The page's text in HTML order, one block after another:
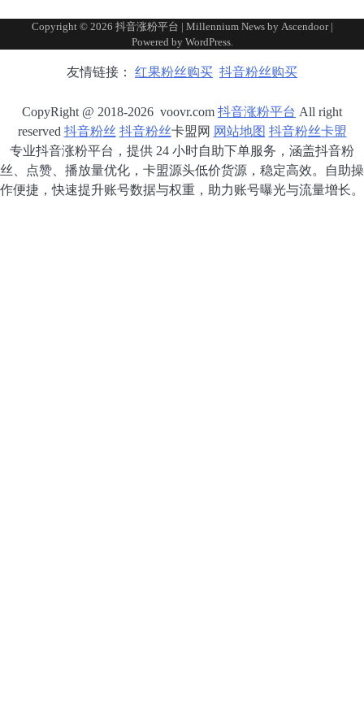
Copyright © 2026 抖音涨粉平台 | Millennium News by Ascendoor|
Powered by WordPress.
友情链接： 红果粉丝购买 抖音粉丝购买
CopyRight @ 2018-2026 voovr.com 抖音涨粉平台 All right
reserved 抖音粉丝 抖音粉丝卡盟网 网站地图 抖音粉丝卡盟
专业抖音涨粉平台，提供 24 小时自助下单服务，涵盖抖音粉
丝、点赞、播放量优化，卡盟源头低价货源，稳定高效。自助操
作便捷，快速提升账号数据与权重，助力账号曝光与流量增长。